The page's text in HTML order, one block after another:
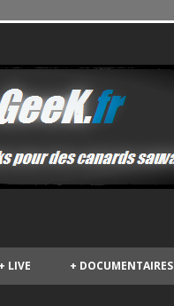
LIVE
+ DOCUMENTAIRES
+